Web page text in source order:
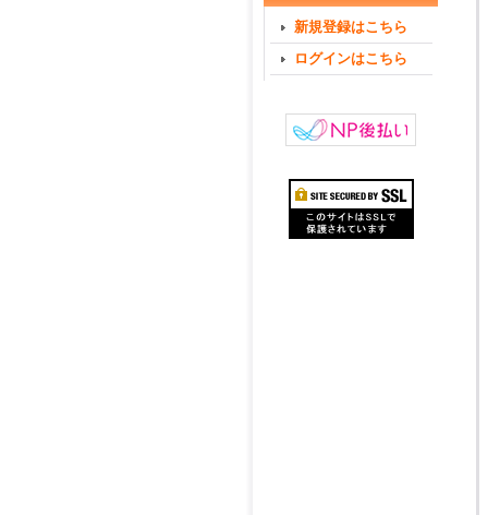
新規登録はこちら
ログインはこちら